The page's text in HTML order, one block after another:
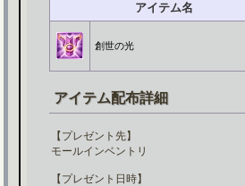
アイテム名
創世の光
アイテム配布詳細
【プレゼント先】
モールインベントリ
【プレゼント日時】